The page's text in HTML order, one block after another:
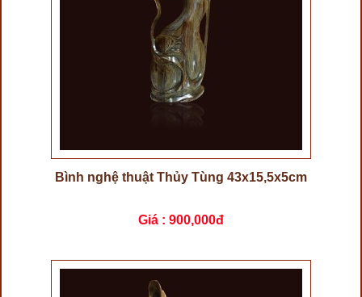
Bình nghệ thuật Thủy Tùng 43x15,5x5cm
Giá : 900,000đ